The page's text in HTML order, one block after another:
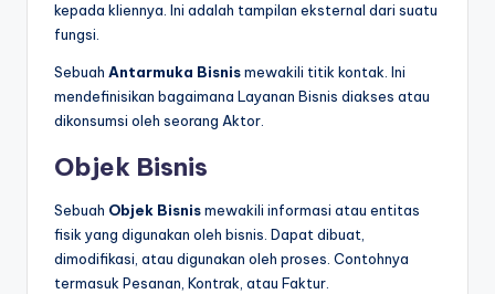
kepada kliennya. Ini adalah tampilan eksternal dari suatu
fungsi.
Sebuah Antarmuka Bisnismewakili titik kontak. Ini
mendefinisikan bagaimana Layanan Bisnis diakses atau
dikonsumsi oleh seorang Aktor.
Objek Bisnis
Sebuah Objek Bisnismewakili informasi atau entitas
fisik yang digunakan oleh bisnis. Dapat dibuat,
dimodifikasi, atau digunakan oleh proses. Contohnya
termasuk Pesanan, Kontrak, atau Faktur.